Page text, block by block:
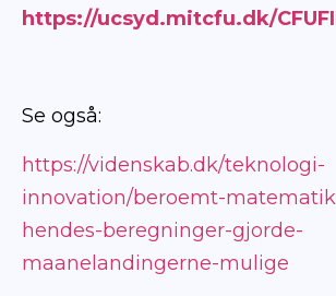
https://ucsyd.mitcfu.dk/
Se også:
https://videnskab.dk/teknologi-
innovation/beroemt-
hendes-beregninger-gjorde-
maanelandingerne-mulige